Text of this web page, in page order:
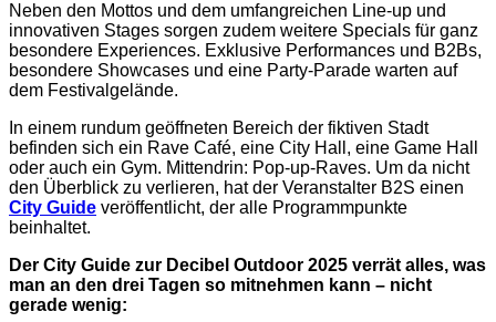
Neben den Mottos und dem umfangreichen Line-up und
innovativen Stages sorgen zudem weitere Specials für ganz
besondere Experiences. Exklusive Performances und B2Bs,
besondere Showcases und eine Party-Parade warten auf
dem Festivalgelände.
In einem rundum geöffneten Bereich der fiktiven Stadt
befinden sich ein Rave Café, eine City Hall, eine Game Hall
oder auch ein Gym. Mittendrin: Pop-up-Raves. Um da nicht
den Überblick zu verlieren, hat der Veranstalter B2S einen
City Guide veröffentlicht, der alle Programmpunkte
beinhaltet.
Der City Guide zur Decibel Outdoor 2025 verrät alles, was
man an den drei Tagen so mitnehmen kann – nicht
gerade wenig: